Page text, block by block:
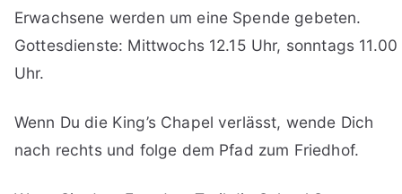
Erwachsene werden um eine Spende gebeten.
Gottesdienste: Mittwochs 12.15 Uhr, sonntags 11.00
Uhr.
Wenn Du die King’s Chapel verlässt, wende Dich
nach rechts und folge dem Pfad zum Friedhof.